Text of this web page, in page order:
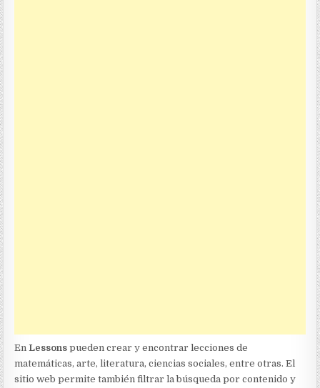
EnLessons pueden crear y encontrar lecciones de
matemáticas, arte, literatura, ciencias sociales, entre otras. El
sitio web permite también filtrar la búsqueda por contenido y